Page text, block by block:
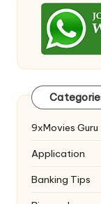
9xMovies
Application
Banking Tips